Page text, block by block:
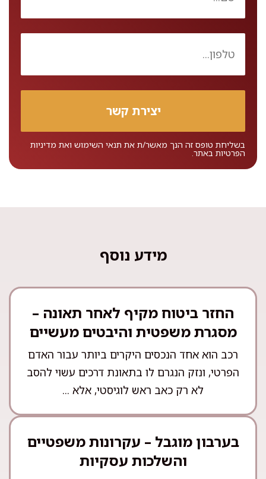
בשליחת טופס זה הנך מאשר/ת את תנאי השימוש ואת מדיניות
הפרטיות באתר.
מידע נוסף
החזר ביטוח מקיף לאחר תאונה –
מסגרת משפטית והיבטים מעשיים
רכב הוא אחד הנכסים היקרים ביותר עבור האדם
הפרטי, ונזק הנגרם לו בתאונת דרכים עשוי להסב
לא רק כאב ראש לוגיסטי, אלא ...
בערבון מוגבל – עקרונות משפטיים
והשלכות עסקיות